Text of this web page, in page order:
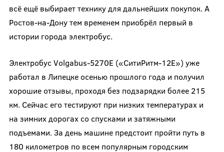
всё ещё выбирает технику для дальнейших покупок. А
Ростов-на-Дону тем временем приобрёл первый в
истории города электробус.
Электробус Volgabus-5270Е («СитиРитм-12Е») уже
работал в Липецке осенью прошлого года и получил
хорошие отзывы, проходя без подзарядки более 215
км. Сейчас его тестируют при низких температурах и
на зимних дорогах со спусками и затяжными
подъемами. За день машине предстоит пройти путь в
180 километров по всем популярным городским